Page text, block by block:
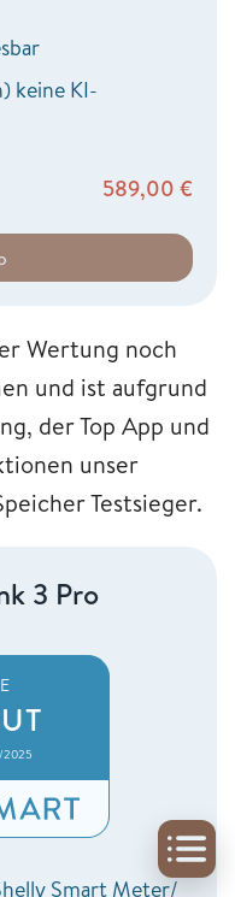
keine KI-
589,00 €
Wertung noch
und ist aufgrund
der Top App und
unser
Testsieger.
3 Pro
2025
Smart Meter/